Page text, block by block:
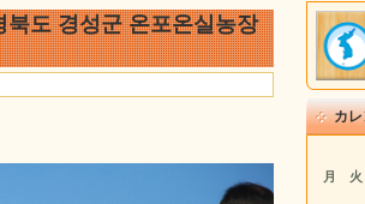
도 경성군 온포온실농장
カ
月
火